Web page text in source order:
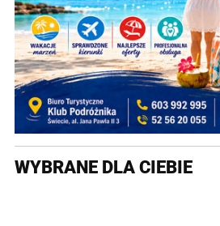
WYBRANE DLA CIEBIE